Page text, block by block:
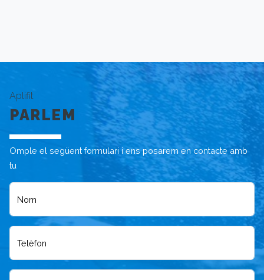
Aplifit
PARLEM
Omple el següent formulari i ens posarem en contacte amb
tu
Nom
Telèfon